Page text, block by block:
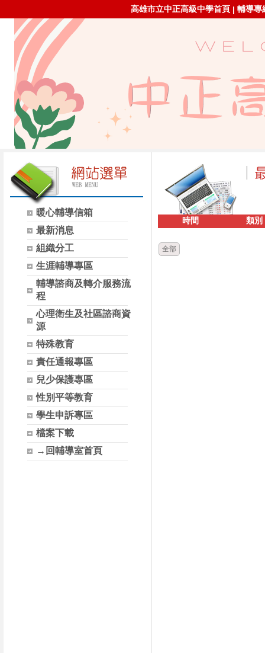
高雄市立中正高級中學首頁 | 輔導專
暖心輔導信箱
最新消息
組織分工
生涯輔導專區
輔導諮商及轉介服務流
程
心理衛生及社區諮商資
源
特殊教育
責任通報專區
兒少保護專區
性別平等教育
學生申訴專區
檔案下載
→回輔導室首頁
時間 類別
全部